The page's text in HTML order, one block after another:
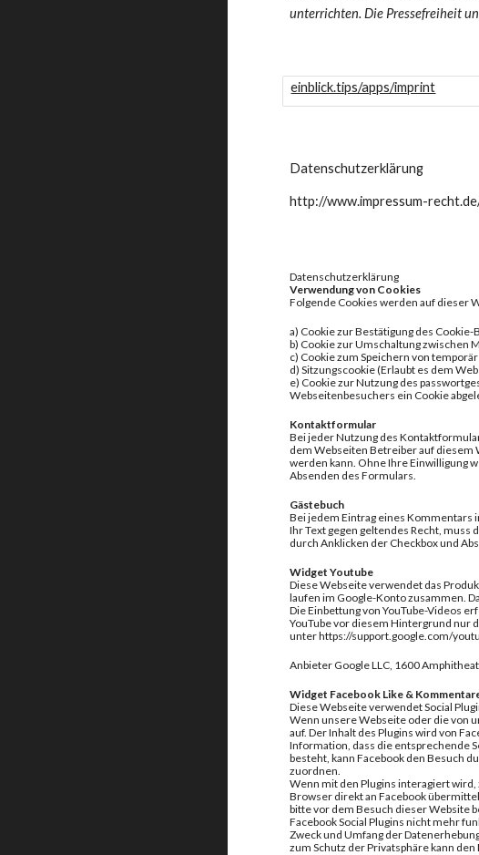
unterrichten. Die Pressefreiheit
einblick.tips/apps/imprint
Datenschutzerklärung
http://www.impressum-
Datenschutzerklärung
Verwendung von Cookies
Folgende Cookies werden auf dieser
a) Cookie zur Bestätigung des
b) Cookie zur Umschaltung zwischen
c) Cookie zum Speichern von
d) Sitzungscookie (Erlaubt es dem
e) Cookie zur Nutzung des
Webseitenbesuchers ein Cookie
Kontaktformular
Bei jeder Nutzung des
dem Webseiten Betreiber auf diesem
werden kann. Ohne Ihre Einwilligung
Absenden des Formulars.
Gästebuch
Bei jedem Eintrag eines Kommentars
Ihr Text gegen geltendes Recht,
durch Anklicken der Checkbox und
Widget Youtube
Diese Webseite verwendet das
laufen im Google-Konto zusammen.
Die Einbettung von YouTube-Videos
YouTube vor diesem Hintergrund nur
unter https://support.google.com/
Anbieter Google LLC, 1600
Widget Facebook Like &
Diese Webseite verwendet Social
Wenn unsere Webseite oder die von
auf. Der Inhalt des Plugins wird von
Information, dass die entsprechende
besteht, kann Facebook den Besuch
zuordnen.
Wenn mit den Plugins interagiert
Browser direkt an Facebook
bitte vor dem Besuch dieser Website
Facebook Social Plugins nicht mehr
Zweck und Umfang der
zum Schutz der Privatsphäre kann